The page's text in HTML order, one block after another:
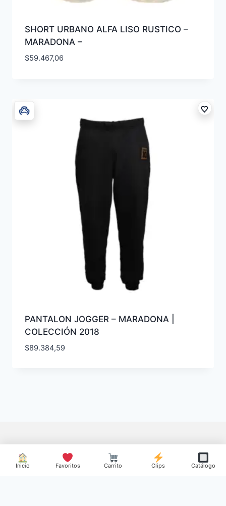
SHORT URBANO ALFA LISO RUSTICO –
MARADONA –
$59.467,06
PANTALON JOGGER – MARADONA |
COLECCIÓN 2018
$89.384,59
Inicio Favoritos Carrito Clips Catálogo